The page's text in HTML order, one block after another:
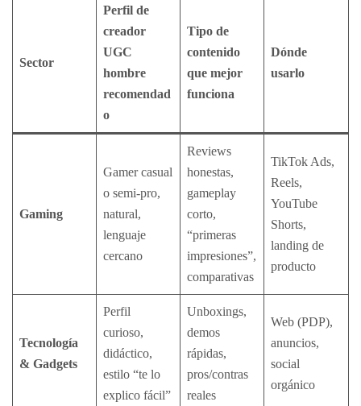
Sector
Perfil de
creador
UGC
hombre
recomendad
o
Tipo de
contenido
que mejor
funciona
Dónde
usarlo
Gaming
Gamer casual
o semi-pro,
natural,
lenguaje
cercano
Reviews
honestas,
gameplay
corto,
“primeras
impresiones”,
comparativas
TikTok Ads,
Reels,
YouTube
Shorts,
landing de
producto
Tecnología
& Gadgets
Perfil
curioso,
didáctico,
estilo “te lo
explico fácil”
Unboxings,
demos
rápidas,
pros/contras
reales
Web (PDP),
anuncios,
social
orgánico